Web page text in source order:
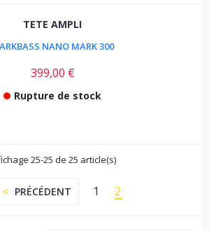
TETE AMPLI
NANO MARK 300
399,00 €
Rupture de stock
25-25 de 25 article(s)
PRÉCÉDENT 1 2